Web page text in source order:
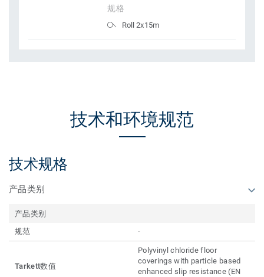
规格
Roll 2x15m
技术和环境规范
技术规格
产品类别
产品类别
规范
-
Tarkett数值
Polyvinyl chloride floor
coverings with particle based
enhanced slip resistance (EN